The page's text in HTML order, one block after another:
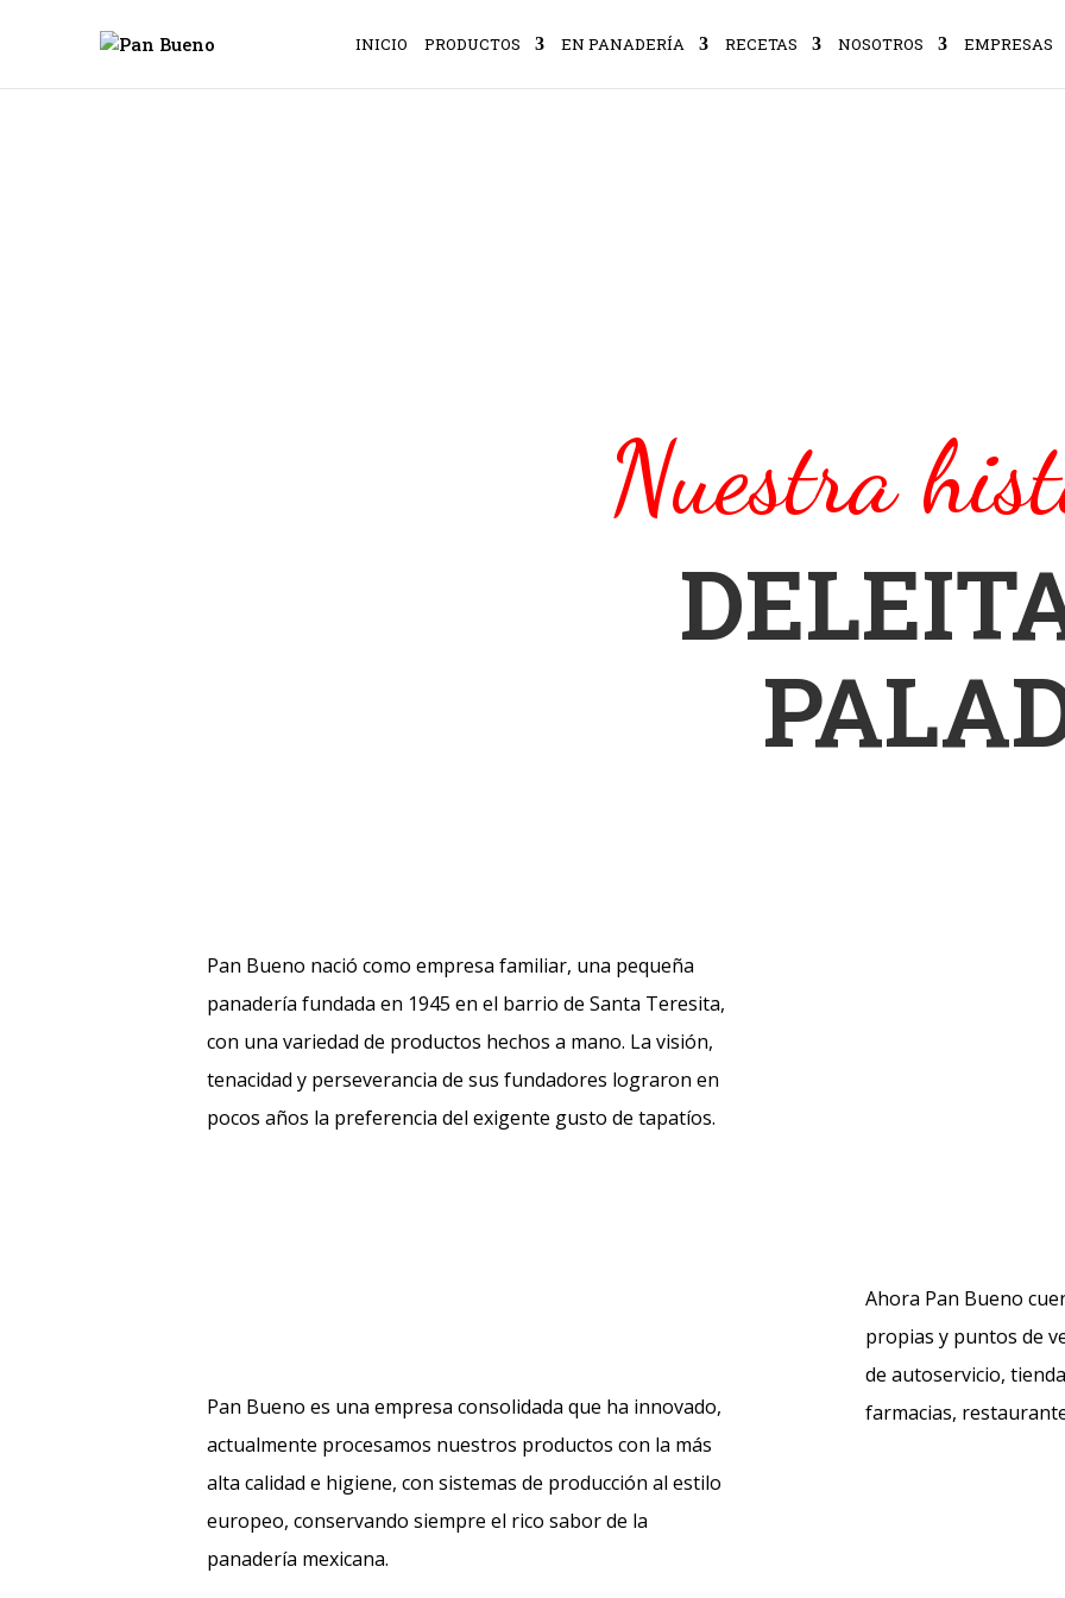
INICIO PRODUCTOS EN PANADERÍA RECETAS NOSOTROS EMPRESAS
Nuestra
Pan Bueno nació como empresa familiar, una pequeña
panadería fundada en 1945 en el barrio de Santa Teresita,
con una variedad de productos hechos a mano. La visión,
tenacidad y perseverancia de sus fundadores lograron en
pocos años la preferencia del exigente gusto de tapatíos.
Ahora Pan Bueno
propias y puntos de
de autoservicio,
farmacias,
Pan Bueno es una empresa consolidada que ha innovado,
actualmente procesamos nuestros productos con la más
alta calidad e higiene, con sistemas de producción al estilo
europeo, conservando siempre el rico sabor de la
panadería mexicana.